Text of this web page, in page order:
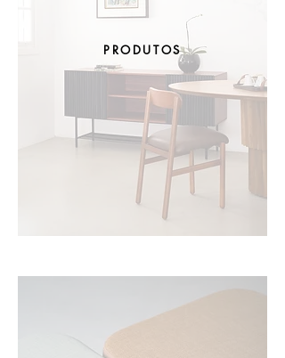
PRODUTOS